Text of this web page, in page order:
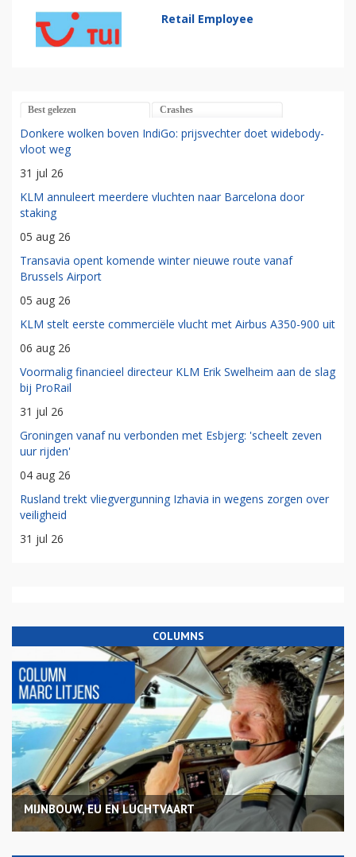
Retail Employee
Best gelezen Crashes
Donkere wolken boven IndiGo: prijsvechter doet widebody-
vloot weg
31 jul 26
KLM annuleert meerdere vluchten naar Barcelona door
staking
05 aug 26
Transavia opent komende winter nieuwe route vanaf
Brussels Airport
05 aug 26
KLM stelt eerste commerciële vlucht met Airbus A350-900 uit
06 aug 26
Voormalig financieel directeur KLM Erik Swelheim aan de slag
bij ProRail
31 jul 26
Groningen vanaf nu verbonden met Esbjerg: 'scheelt zeven
uur rijden'
04 aug 26
Rusland trekt vliegvergunning Izhavia in wegens zorgen over
veiligheid
31 jul 26
COLUMNS
MIJNBOUW, EU EN LUCHTVAART